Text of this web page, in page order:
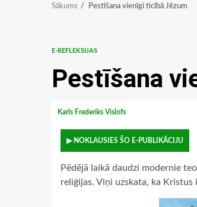
Sākums Pestīšana vienīgi ticībā Jēzum
E-REFLEKSIJAS
Pestīšana
Karls Frederiks Vislofs
▶ NOKLAUSIES ŠO E-PUBLIKĀCIJU
Pēdējā laikā daudzi modernie
reliģijas. Viņi uzskata, ka Kristus